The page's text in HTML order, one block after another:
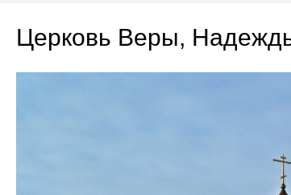
Церковь Веры,